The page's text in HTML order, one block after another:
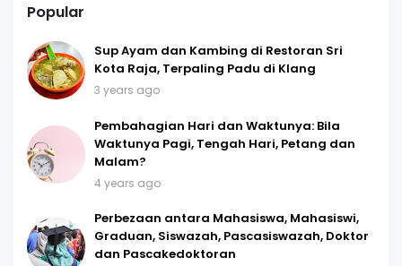
Popular
Sup Ayam dan Kambing di Restoran Sri
Kota Raja, Terpaling Padu di Klang
3 years ago
Pembahagian Hari dan Waktunya: Bila
Waktunya Pagi, Tengah Hari, Petang dan
Malam?
4 years ago
Perbezaan antara Mahasiswa, Mahasiswi,
Graduan, Siswazah, Pascasiswazah, Doktor
dan Pascakedoktoran